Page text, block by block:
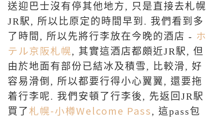
送迎巴士沒有停其他地方, 只是直接去札幌
JR駅, 所以比原定的時間早到. 我們看到多
了時間, 所以先將行李放在今晚的酒店 - ホ
テル京阪札幌, 其實這酒店都頗近JR駅, 但
由於地面有部份已結冰及積雪, 比較滑, 好
容易滑倒, 所以都要行得小心翼翼, 還要拖
着行李呢. 我們安頓了行李後, 先返回JR駅
買了札幌-小樽Welcome Pass, 這pass包